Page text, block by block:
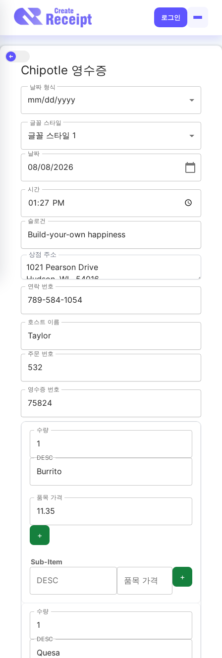
로그인
Chipotle 영수증
날짜 형식
mm/dd/yyyy
글꼴 스타일
글꼴 스타일 1
날짜
시간
슬로건
상점 주소
연락 번호
호스트 이름
주문 번호
영수증 번호
수량
DESC
품목 가격
+
Sub-Item
DESC 품목 가격 +
수량
DESC